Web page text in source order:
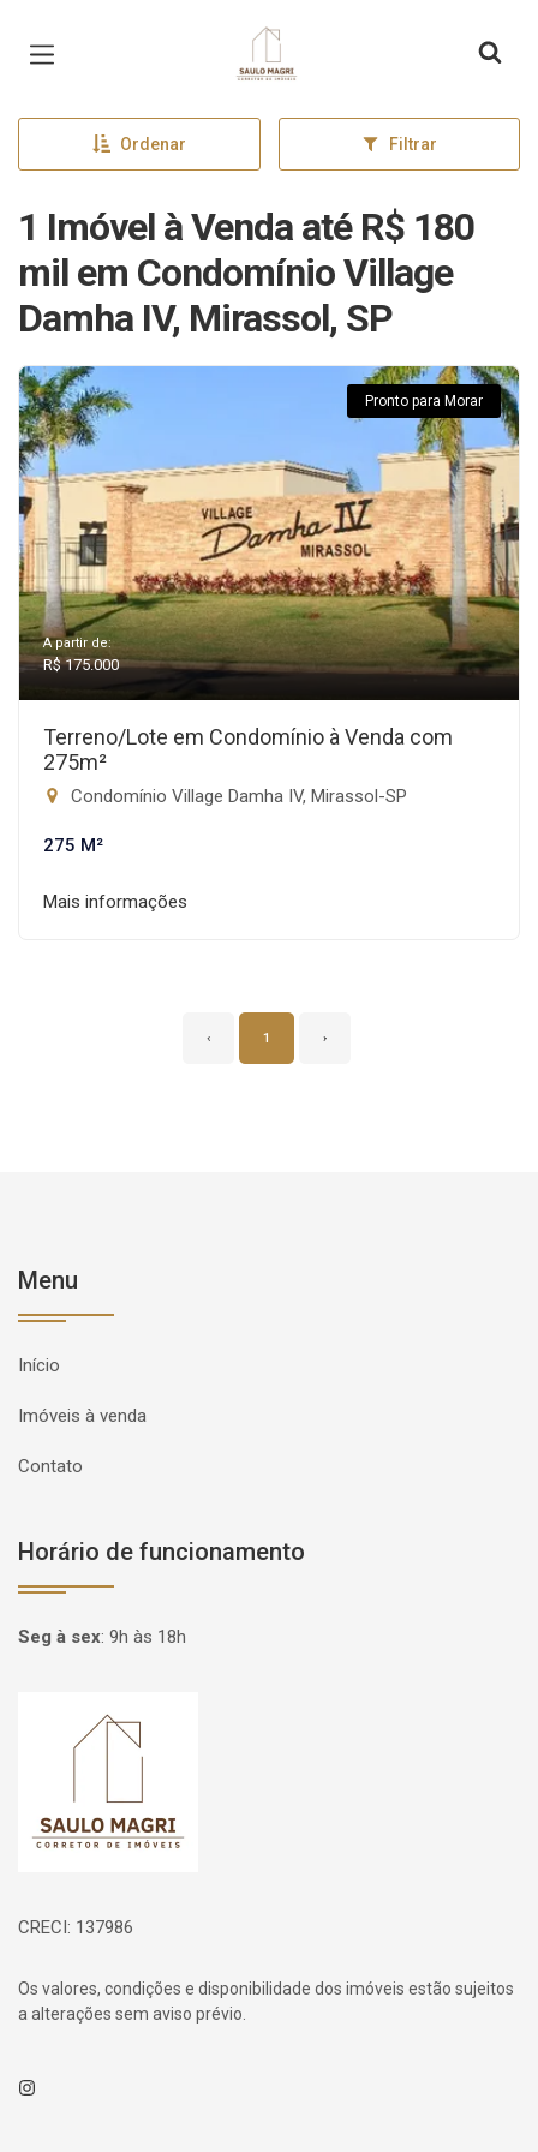
Página inicial
Ordenar Filtrar
1 Imóvel à Venda até R$ 180
mil em Condomínio Village
Damha IV, Mirassol, SP
Pronto para Morar
A partir de:
R$ 175.000
Terreno/Lote em Condomínio à Venda com
275m²
Condomínio Village Damha IV, Mirassol-SP
275 M²
Mais informações
‹ 1 ›
Menu
Início
Imóveis à venda
Contato
Horário de funcionamento
Seg à sex: 9h às 18h
Página inicial
CRECI: 137986
Os valores, condições e disponibilidade dos imóveis estão sujeitos
a alterações sem aviso prévio.
Instagram